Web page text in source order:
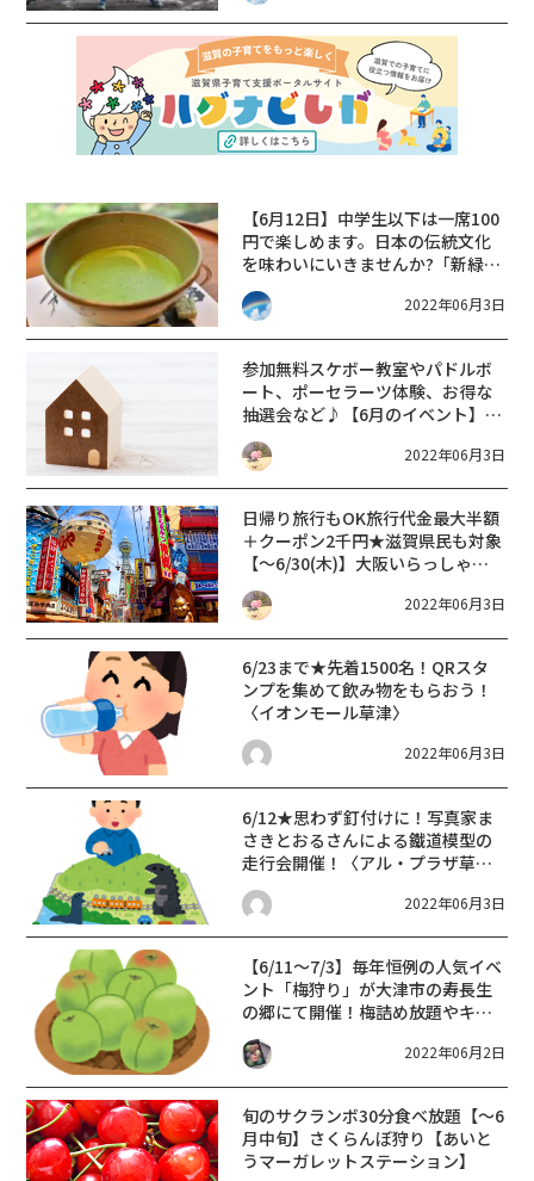
【6月12日】中学生以下は一席100
円で楽しめます。日本の伝統文化
を味わいにいきませんか?「新緑茶
会」が開催。☆長浜市☆
2022年06月3日
参加無料スケボー教室やパドルボ
ート、ポーセラーツ体験、お得な
抽選会など♪【6月のイベント】び
わ湖大津プリンスホテル住宅博
2022年06月3日
日帰り旅行もOK旅行代金最大半額
＋クーポン2千円★滋賀県民も対象
【～6/30(木)】大阪いらっしゃい
キャンペーン2022【県民割】
2022年06月3日
6/23まで★先着1500名！QRスタ
ンプを集めて飲み物をもらおう！
〈イオンモール草津〉
2022年06月3日
6/12★思わず釘付けに！写真家ま
さきとおるさんによる鐵道模型の
走行会開催！〈アル・プラザ草
津〉
2022年06月3日
【6/11〜7/3】毎年恒例の人気イベ
ント「梅狩り」が大津市の寿長生
の郷にて開催！梅詰め放題やキッ
チンカーなど梅づくしのイベント
です♪
2022年06月2日
旬のサクランボ30分食べ放題 【～6
月中旬】さくらんぼ狩り【あいと
うマーガレットステーション】